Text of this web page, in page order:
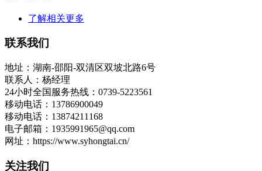
了解相关更多
联系我们
地址：湖南-邵阳-双清区双坡北路6号
联系人：杨经理
24小时全国服务热线：0739-5223561
移动电话：13786900049
移动电话：13874211168
电子邮箱：1935991965@qq.com
网址：https://www.syhongtai.cn/
关注我们